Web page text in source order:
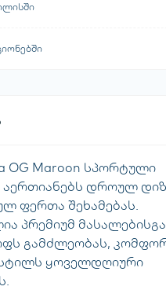
OG Maroon სპორტული
დროულ
ფერთა შეხამებას.
პრემიუმ
გამძლეობას,
ყოველდღიური